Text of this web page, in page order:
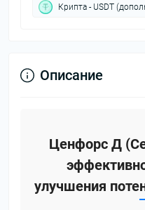
Крипта - USDT
Описание
Ценфорс Д
улучшения